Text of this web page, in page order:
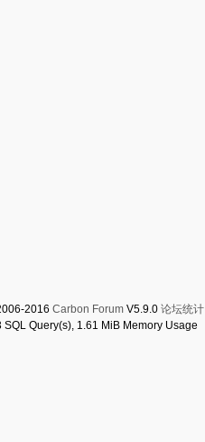
2016 Carbon ForumV5.9.0 论坛统计
Query(s), 1.61 MiB Memory Usage